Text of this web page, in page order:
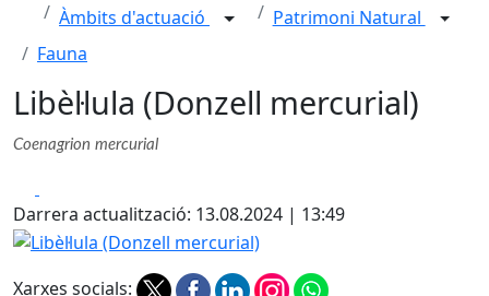
Àmbits d'actuació
Patrimoni Natural
Fauna
Libèl·lula (Donzell mercurial)
Coenagrion mercurial
Darrera actualització: 13.08.2024 | 13:49
Libèl·lula (Donzell mercurial)
Xarxes socials: